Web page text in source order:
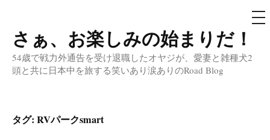
コ
ン
テ
へ
さぁ、お楽しみの始まりだ！
54歳で戦力外通告を受け退職したオヤジが、愛妻と雑種犬2
頭と共に日本中を旅する笑いあり涙ありのRoad Blog
メ
ニ
タグ: RVパークsmart